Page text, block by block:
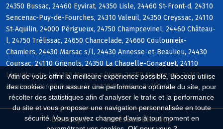
Afin de vous offrir la meilleure expérience possible, Biocoop utilise
des cookies : pour assurer une performance optimale du site, pour
récolter des statistiques afin d'analyser le trafic et la performance
du site et vous proposer une navigation personnalisée en toute
sécurité. Vous pouvez changer d'avis à tout moment en
24350 Bussac, 24460 Eyvirat, 24350 Lisle, 24460 St-Front-d, 24310
Sencenac-Puy-de-Fourches, 24310 Valeuil, 24350 Creyssac, 24110
St-Aquilin, 24000 Périgueux, 24750 Champcevinel, 24460 Château-
l, 24750 Trélissac, 24650 Chancelade, 24660 Coulounieix-
Chamiers, 24430 Marsac s/l, 24430 Annesse-et-Beaulieu, 24430
Coursac, 24110 Grignols, 24350 La Chapelle-Gonaguet, 24110
Léguillac-de-l, 24110 Manzac s/Vern, 24350 Mensignac, 24110
Montrem, 24430 Razac s/l, 24110 St-Astier, 24750 Atur
Biocoop.fr Le réseau Biocoop